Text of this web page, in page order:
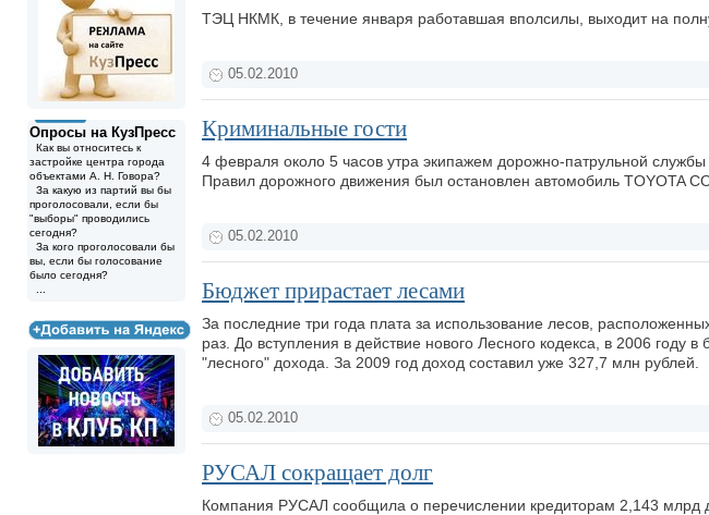
Опросы на КузПресс
Как вы относитесь к
застройке центра города
объектами А. Н. Говора?
За какую из партий вы бы
проголосовали, если бы
"выборы" проводились
сегодня?
За кого проголосовали бы
вы, если бы голосование
было сегодня?
ТЭЦ НКМК, в течение января работавшая вполсилы, выходит на
05.02.2010
Криминальные гости
4 февраля около 5 часов утра экипажем дорожно-патрульной
Правил дорожного движения был остановлен автомобиль TOYOTA
05.02.2010
Бюджет прирастает лесами
За последние три года плата за использование лесов,
раз. До вступления в действие нового Лесного кодекса, в 2006 году
"лесного" дохода. За 2009 год доход составил уже 327,7 млн рублей.
05.02.2010
РУСАЛ сокращает долг
Компания РУСАЛ сообщила о перечислении кредиторам 2,143 млрд